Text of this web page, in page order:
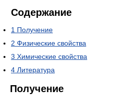
Содержание
1 Получение
2 Физические свойства
3 Химические свойства
4 Литература
Получение